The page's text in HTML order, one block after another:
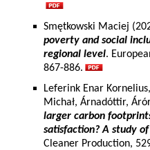
Smętkowski Maciej
poverty and social
regional level.
867-886.
Leferink Enar
Michał, Árnadóttir,
larger carbon
satisfaction? A study
Cleaner Production,